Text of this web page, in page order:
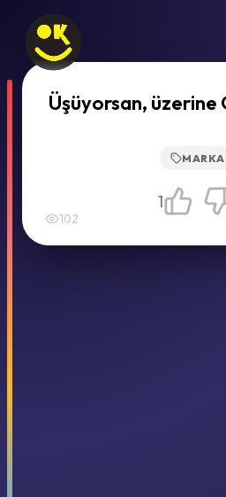
Üşüyorsan,
MARKA
102
1